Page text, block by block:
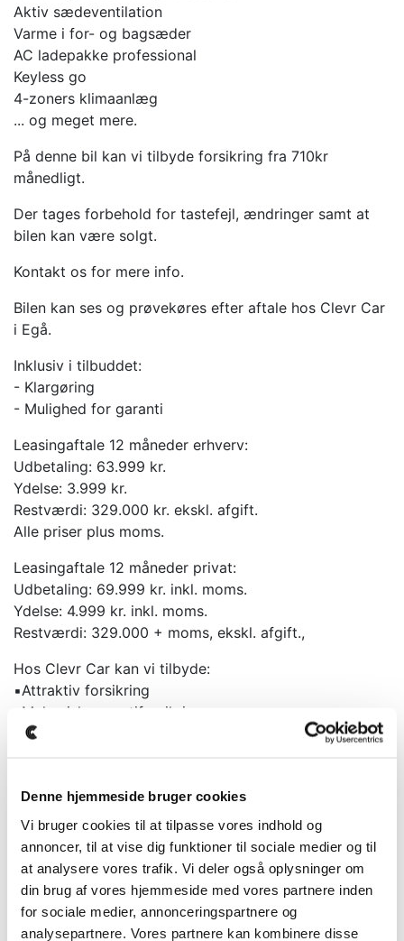
Denne hjemmeside bruger cookies
Vi bruger cookies til at tilpasse vores indhold og
annoncer, til at vise dig funktioner til sociale medier og til
at analysere vores trafik. Vi deler også oplysninger om
din brug af vores hjemmeside med vores partnere inden
for sociale medier, annonceringspartnere og
analysepartnere. Vores partnere kan kombinere disse
Aktiv sædeventilation
Varme i for- og bagsæder
AC ladepakke professional
Keyless go
4-zoners klimaanlæg
... og meget mere.
På denne bil kan vi tilbyde forsikring fra 710kr
månedligt.
Der tages forbehold for tastefejl, ændringer samt at
bilen kan være solgt.
Kontakt os for mere info.
Bilen kan ses og prøvekøres efter aftale hos Clevr Car
i Egå.
Inklusiv i tilbuddet:
- Klargøring
- Mulighed for garanti
Leasingaftale 12 måneder erhverv:
Udbetaling: 63.999 kr.
Ydelse: 3.999 kr.
Restværdi: 329.000 kr. ekskl. afgift.
Alle priser plus moms.
Leasingaftale 12 måneder privat:
Udbetaling: 69.999 kr. inkl. moms.
Ydelse: 4.999 kr. inkl. moms.
Restværdi: 329.000 + moms, ekskl. afgift.,
Hos Clevr Car kan vi tilbyde:
▪️Attraktiv forsikring
▪️Mekanisk garantiforsikring
▪️Serviceaftale
▪️Mulighed for kontrakt uden restværdi
▪️Vi kan tage din bil i bytte
Opstartsomkostninger:
Kontraktoprettelse: 3.999kr + moms
Nummerpladegebyr til staten: 1.180kr
Panthaverdeklaration (hvis du ønsker at bruge egen